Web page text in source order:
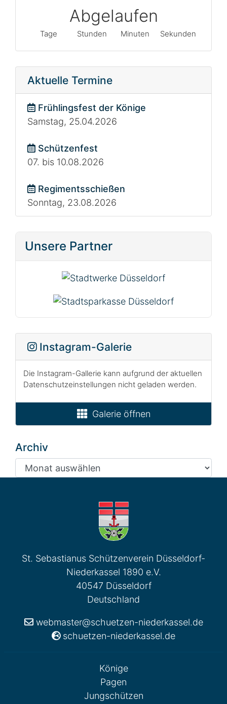
Abgelaufen
Tage Stunden Minuten Sekunden
Aktuelle Termine
Frühlingsfest der Könige
Samstag, 25.04.2026
Schützenfest
07. bis 10.08.2026
Regimentsschießen
Sonntag, 23.08.2026
Unsere Partner
Instagram-Galerie
Die Instagram-Gallerie kann aufgrund der aktuellen
Datenschutzeinstellungen nicht geladen werden.
Galerie öffnen
Archiv
Archiv
St. Sebastianus Schützenverein Düsseldorf-
Niederkassel 1890 e.V.
40547 Düsseldorf
Deutschland
webmaster@schuetzen-niederkassel.de
schuetzen-niederkassel.de
Könige
Pagen
Jungschützen